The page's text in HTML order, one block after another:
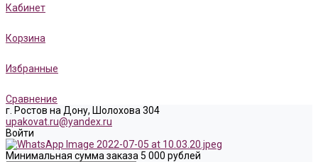
Кабинет
Корзина
Избранные
Сравнение
г. Ростов на Дону, Шолохова 304
upakovat.ru@yandex.ru
Войти
Минимальная сумма заказа 5 000 рублей